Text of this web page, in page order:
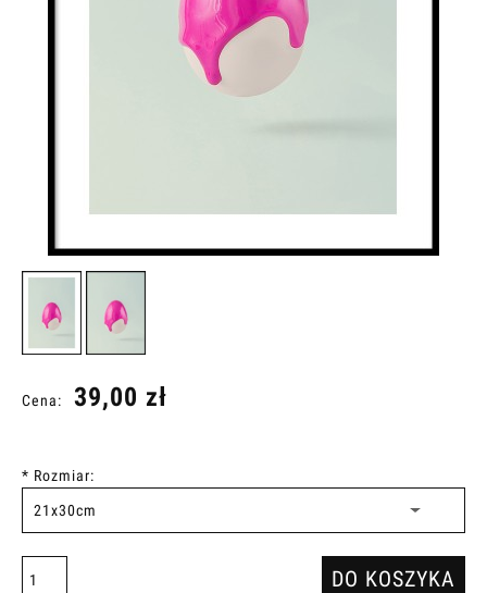
Cena: 39,00 zł
* Rozmiar:
DO KOSZYKA